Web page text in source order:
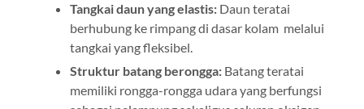
Tangkai daun yang elastis: Daun teratai
berhubung ke rimpang di dasar kolam melalui
tangkai yang fleksibel.
Struktur batang berongga: Batang teratai
memiliki rongga-rongga udara yang berfungsi